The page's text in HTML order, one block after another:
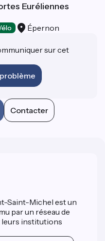
Euréliennes
Épernon
sur cet
Contacter
Saint-Michel est un
par un réseau de
leurs institutions